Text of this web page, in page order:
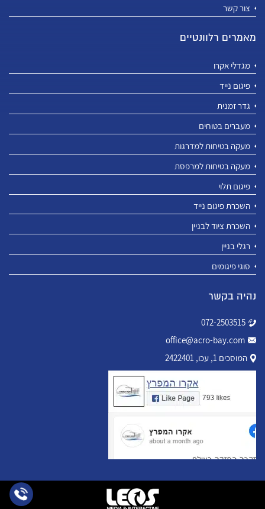
צור קשר
מאמרים רלוונטיים
מגדלי אקרו
פיגום נייד
גדר זמנית
מעברים בטוחים
מעקה בטיחות למדרגות
מעקה בטיחות למרפסת
פיגום תלוי
השכרת פיגום נייד
השכרת ציוד לבניין
רגלי בניין
סוגי פיגומים
נהיה בקשר
072-2503515
office@acro-bay.com
המוסכים 1, עכו, 2422401